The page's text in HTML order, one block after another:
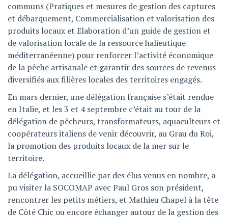
communs (Pratiques et mesures de gestion des captures
et débarquement, Commercialisation et valorisation des
produits locaux et Elaboration d’un guide de gestion et
de valorisation locale de la ressource halieutique
méditerranéenne) pour renforcer l’activité économique
de la pêche artisanale et garantir des sources de revenus
diversifiés aux filières locales des territoires engagés.
En mars dernier, une délégation française s’était rendue
en Italie, et les 3 et 4 septembre c’était au tour de la
délégation de pêcheurs, transformateurs, aquaculteurs et
coopérateurs italiens de venir découvrir, au Grau du Roi,
la promotion des produits locaux de la mer sur le
territoire.
La délégation, accueillie par des élus venus en nombre, a
pu visiter la SOCOMAP avec Paul Gros son président,
rencontrer les petits métiers, et Mathieu Chapel à la tête
de Côté Chic ou encore échanger autour de la gestion des